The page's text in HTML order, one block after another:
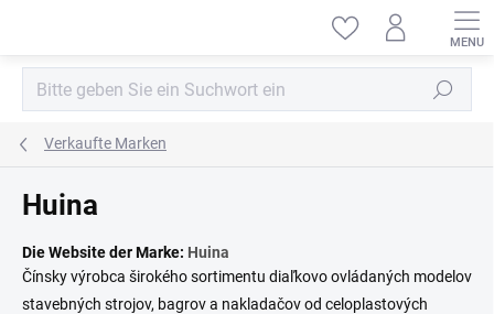
Suchen
Verkaufte Marken
Huina
Die Website der Marke: Huina
Čínsky výrobca širokého sortimentu diaľkovo ovládaných modelov
stavebných strojov, bagrov a nakladačov od celoplastových